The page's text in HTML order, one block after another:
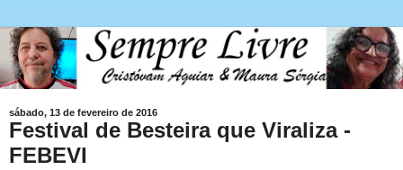
sábado, 13 de fevereiro de 2016
Festival de Besteira que Viraliza -
FEBEVI